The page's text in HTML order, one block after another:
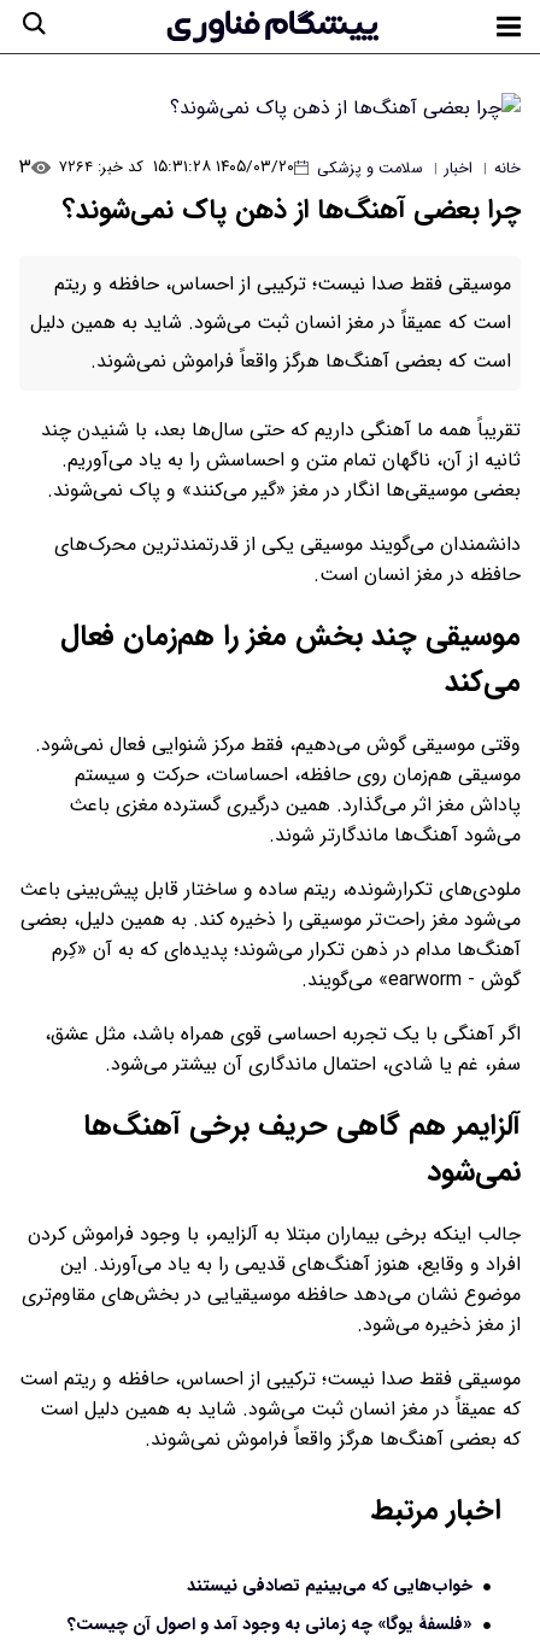
خانه | اخبار | سلامت و پزشکی ۱۴۰۵/۰۳/۲۰ ۱۵:۳۱:۲۸ کد خبر: ۷۲۶۴ ۳
چرا بعضی آهنگ‌ها از ذهن پاک نمی‌شوند؟
موسیقی فقط صدا نیست؛ ترکیبی از احساس، حافظه و ریتم
است که عمیقاً در مغز انسان ثبت می‌شود. شاید به همین دلیل
است که بعضی آهنگ‌ها هرگز واقعاً فراموش نمی‌شوند.
تقریباً همه ما آهنگی داریم که حتی سال‌ها بعد، با شنیدن چند
ثانیه از آن، ناگهان تمام متن و احساسش را به یاد می‌آوریم.
بعضی موسیقی‌ها انگار در مغز «گیر می‌کنند» و پاک نمی‌شوند.
دانشمندان می‌گویند موسیقی یکی از قدرتمندترین محرک‌های
حافظه در مغز انسان است.
موسیقی چند بخش مغز را هم‌زمان فعال
می‌کند
وقتی موسیقی گوش می‌دهیم، فقط مرکز شنوایی فعال نمی‌شود.
موسیقی هم‌زمان روی حافظه، احساسات، حرکت و سیستم
پاداش مغز اثر می‌گذارد. همین درگیری گسترده مغزی باعث
می‌شود آهنگ‌ها ماندگارتر شوند.
ملودی‌های تکرارشونده، ریتم ساده و ساختار قابل پیش‌بینی باعث
می‌شود مغز راحت‌تر موسیقی را ذخیره کند. به همین دلیل، بعضی
آهنگ‌ها مدام در ذهن تکرار می‌شوند؛ پدیده‌ای که به آن «کِرم
گوش - earworm» می‌گویند.
اگر آهنگی با یک تجربه احساسی قوی همراه باشد، مثل عشق،
سفر، غم یا شادی، احتمال ماندگاری آن بیشتر می‌شود.
آلزایمر هم گاهی حریف برخی آهنگ‌ها
نمی‌شود
جالب اینکه برخی بیماران مبتلا به آلزایمر، با وجود فراموش کردن
افراد و وقایع، هنوز آهنگ‌های قدیمی را به یاد می‌آورند. این
موضوع نشان می‌دهد حافظه موسیقیایی در بخش‌های مقاوم‌تری
از مغز ذخیره می‌شود.
موسیقی فقط صدا نیست؛ ترکیبی از احساس، حافظه و ریتم است
که عمیقاً در مغز انسان ثبت می‌شود. شاید به همین دلیل است
که بعضی آهنگ‌ها هرگز واقعاً فراموش نمی‌شوند.
اخبار مرتبط
خواب‌هایی که می‌بینیم تصادفی نیستند
«فلسفۀ یوگا» چه زمانی به وجود آمد و اصول آن چیست؟